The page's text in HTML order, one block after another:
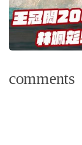
comments